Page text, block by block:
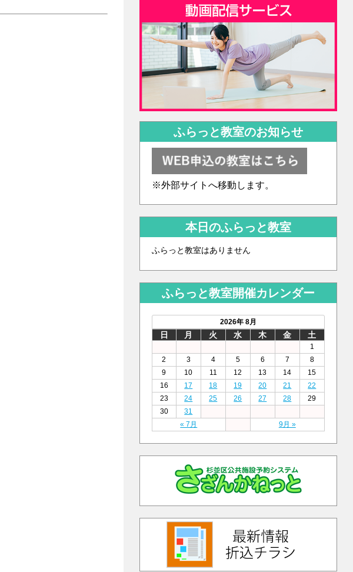
ふらっと教室のお知らせ
※外部サイトへ移動します。
本日のふらっと教室
ふらっと教室はありません
ふらっと教室開催カレンダー
2026年 8月
日 月 火 水 木 金 土
1
2
3 4 5 6 7
8
9
10 11 12 13 14
15
16
17 18 19 20 21
22
23
24 25 26 27 28
29
30
31
« 7月
9月 »